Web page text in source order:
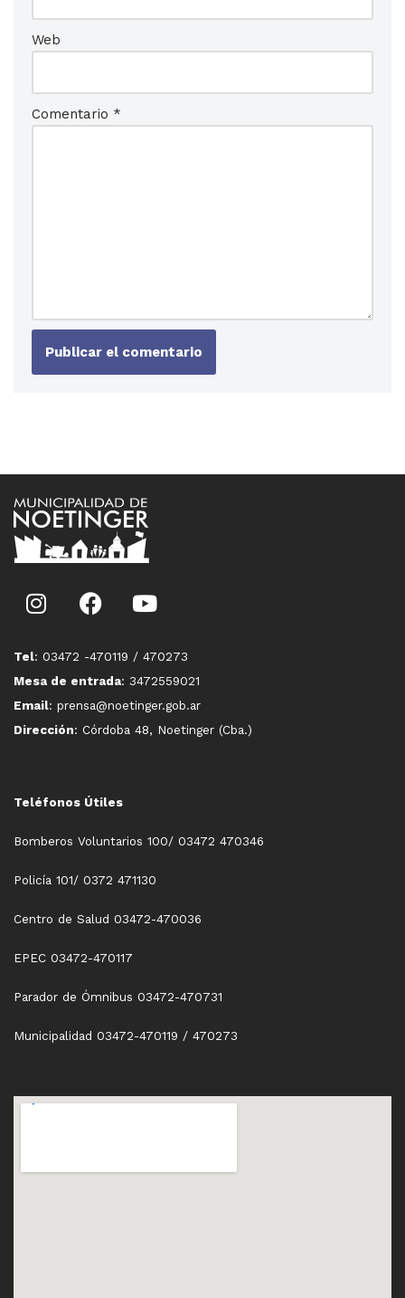
Web
Comentario *
Tel: 03472 -470119 / 470273
Mesa de entrada: 3472559021
Email: prensa@noetinger.gob.ar
Dirección: Córdoba 48, Noetinger (Cba.)
Teléfonos Útiles
Bomberos Voluntarios 100/ 03472 470346
Policía 101/ 0372 471130
Centro de Salud 03472-470036
EPEC 03472-470117
Parador de Ómnibus 03472-470731
Municipalidad 03472-470119 / 470273